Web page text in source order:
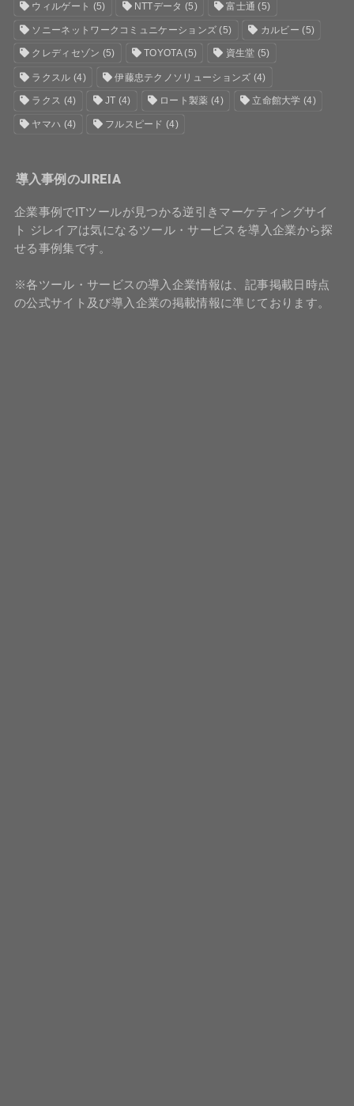
ウィルゲート (5) NTTデータ (5) 富士通 (5)
ソニーネットワークコミュニケーションズ (5) カルビー (5)
クレディセゾン (5) TOYOTA(5) 資生堂 (5)
ラクスル (4) 伊藤忠テクノソリューションズ (4)
ラクス (4) JT (4) ロート製薬 (4) 立命館大学 (4)
ヤマハ (4) フルスピード (4)
導入事例のJIREIA
企業事例でITツールが見つかる逆引きマーケティングサイ
ト ジレイアは気になるツール・サービスを導入企業から探
せる事例集です。
※各ツール・サービスの導入企業情報は、記事掲載日時点
の公式サイト及び導入企業の掲載情報に準じております。